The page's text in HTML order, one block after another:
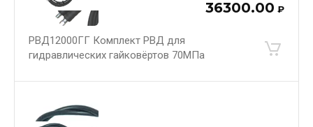
36300.00 ₽
РВД12000ГГ Комплект РВД для
гидравлических гайковёртов 70МПа